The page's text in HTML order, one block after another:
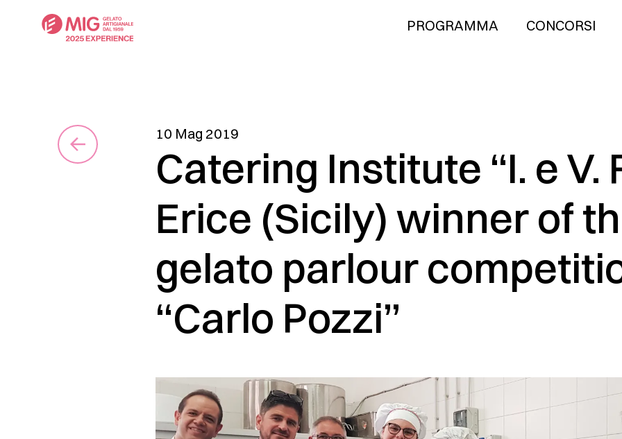
PROGRAMMA CONCORSI
10 Mag 2019
Catering Institute “I. e V.
Erice (Sicily) winner of
gelato parlour
“Carlo Pozzi”